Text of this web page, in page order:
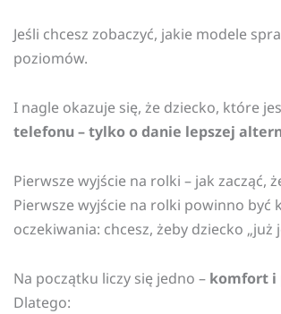
Jeśli chcesz zobaczyć, jakie modele
poziomów.
I nagle okazuje się, że dziecko, które
telefonu – tylko o danie lepszej
Pierwsze wyjście na rolki – jak zacząć,
Pierwsze wyjście na rolki powinno być
oczekiwania: chcesz, żeby dziecko
Na początku liczy się jedno – komfort i
Dlatego: